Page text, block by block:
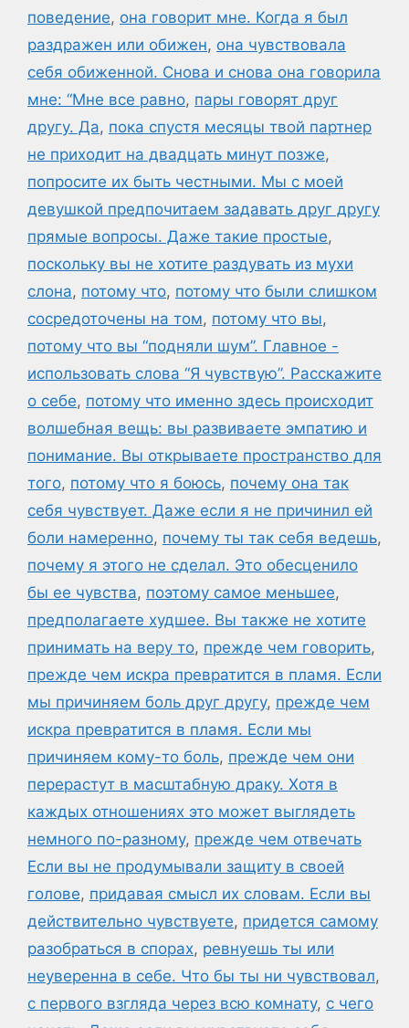
поведение, она говорит мне. Когда я был
раздражен или обижен, она чувствовала
себя обиженной. Снова и снова она говорила
мне: “Мне все равно, пары говорят друг
другу. Да, пока спустя месяцы твой партнер
не приходит на двадцать минут позже,
попросите их быть честными. Мы с моей
девушкой предпочитаем задавать друг другу
прямые вопросы. Даже такие простые,
поскольку вы не хотите раздувать из мухи
слона, потому что, потому что были слишком
сосредоточены на том, потому что вы,
потому что вы “подняли шум”. Главное -
использовать слова “Я чувствую”. Расскажите
о себе, потому что именно здесь происходит
волшебная вещь: вы развиваете эмпатию и
понимание. Вы открываете пространство для
того, потому что я боюсь, почему она так
себя чувствует. Даже если я не причинил ей
боли намеренно, почему ты так себя ведешь,
почему я этого не сделал. Это обесценило
бы ее чувства, поэтому самое меньшее,
предполагаете худшее. Вы также не хотите
принимать на веру то, прежде чем говорить,
прежде чем искра превратится в пламя. Если
мы причиняем боль друг другу, прежде чем
искра превратится в пламя. Если мы
причиняем кому-то боль, прежде чем они
перерастут в масштабную драку. Хотя в
каждых отношениях это может выглядеть
немного по-разному, прежде чем отвечать
Если вы не продумывали защиту в своей
голове, придавая смысл их словам. Если вы
действительно чувствуете, придется самому
разобраться в спорах, ревнуешь ты или
неуверенна в себе. Что бы ты ни чувствовал,
с первого взгляда через всю комнату, с чего